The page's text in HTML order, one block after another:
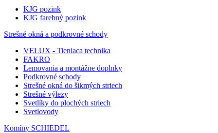
KJG pozink
KJG farebný pozink
Strešné okná a podkrovné schody
VELUX - Tieniaca technika
FAKRO
Lemovania a montážne doplnky
Podkrovné schody
Strešné okná do šikmých striech
Strešné výlezy
Svetlíky do plochých striech
Svetlovody
Komíny SCHIEDEL